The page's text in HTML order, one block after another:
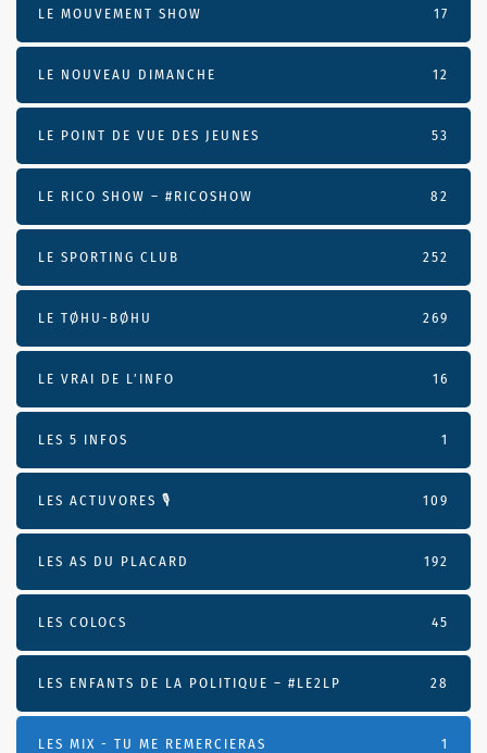
LE MOUVEMENT SHOW 17
LE NOUVEAU DIMANCHE 12
LE POINT DE VUE DES JEUNES 53
LE RICO SHOW – #RICOSHOW 82
LE SPORTING CLUB 252
LE TØHU-BØHU 269
LE VRAI DE L’INFO 16
LES 5 INFOS 1
LES ACTUVORES 🎙 109
LES AS DU PLACARD 192
LES COLOCS 45
LES ENFANTS DE LA POLITIQUE – #LE2LP 28
LES MIX - TU ME REMERCIERAS 1